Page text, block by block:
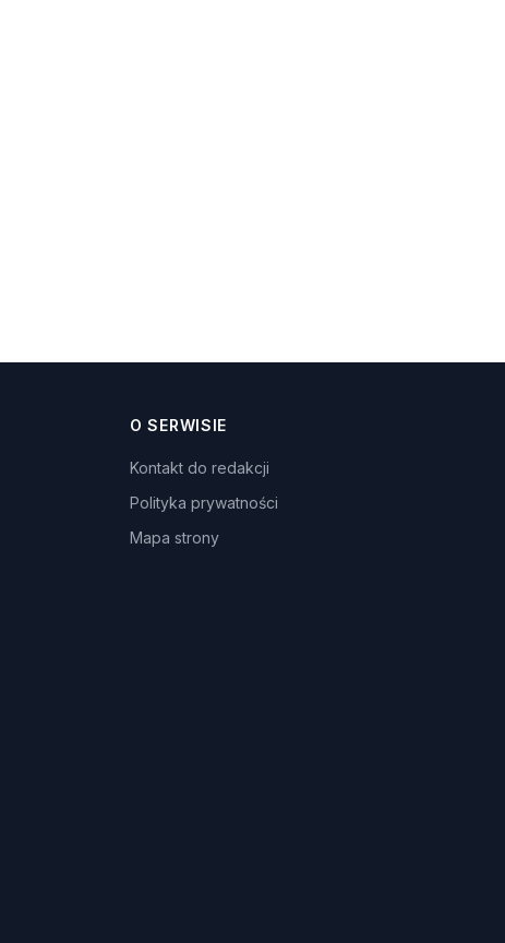
O SERWISIE
Kontakt do redakcji
Polityka prywatności
Mapa strony